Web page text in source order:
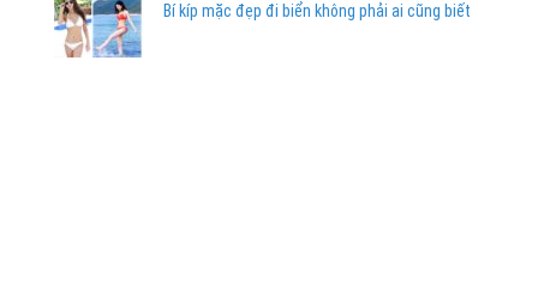
Bí kíp mặc đẹp đi biển không phải ai cũng biết